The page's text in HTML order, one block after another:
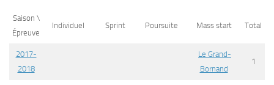
Saison \
Épreuve
Individuel Sprint Poursuite Mass start Total
2017-
2018
Le Grand-
Bornand
1